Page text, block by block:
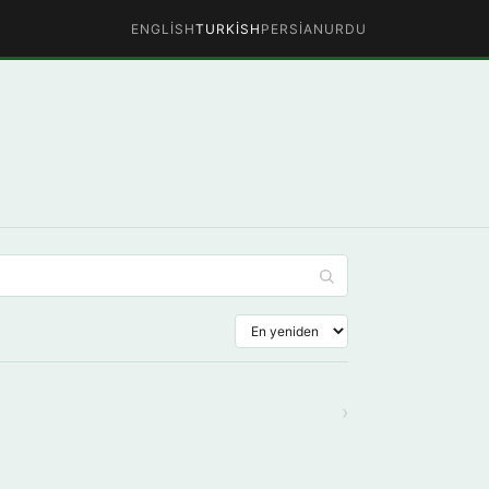
ENGLISHTURKISH PERSIAN URDU
›